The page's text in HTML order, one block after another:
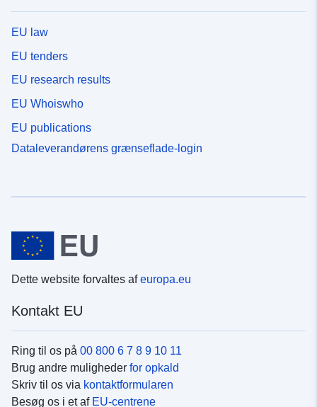
EU law
EU tenders
EU research results
EU Whoiswho
EU publications
Dataleverandørens grænseflade-login
Dette website forvaltes afeuropa.eu
Kontakt EU
Ring til os på 00 800 6 7 8 9 10 11
Brug andre muligheder for opkald
Skriv til os via kontaktformularen
Besøg os i et af EU-centrene